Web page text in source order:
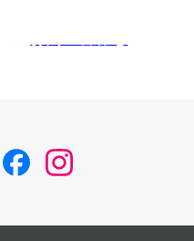
メ
ニ
目
メ
ニ
目